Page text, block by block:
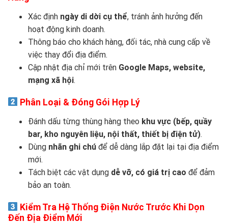
Xác định ngày di dời cụ thể, tránh ảnh hưởng đến
hoạt động kinh doanh.
Thông báo cho khách hàng, đối tác, nhà cung cấp về
việc thay đổi địa điểm.
Cập nhật địa chỉ mới trên Google Maps, website,
mạng xã hội.
Phân Loại & Đóng Gói Hợp Lý
Đánh dấu từng thùng hàng theo khu vực (bếp, quầy
bar, kho nguyên liệu, nội thất, thiết bị điện tử).
Dùng nhãn ghi chú để dễ dàng lắp đặt lại tại địa điểm
mới.
Tách biệt các vật dụng dễ vỡ, có giá trị cao để đảm
bảo an toàn.
Kiểm Tra Hệ Thống Điện Nước Trước Khi Dọn
Đến Địa Điểm Mới